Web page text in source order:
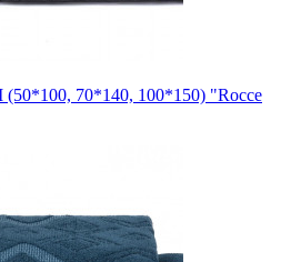
70*140, 100*150) "Rocce